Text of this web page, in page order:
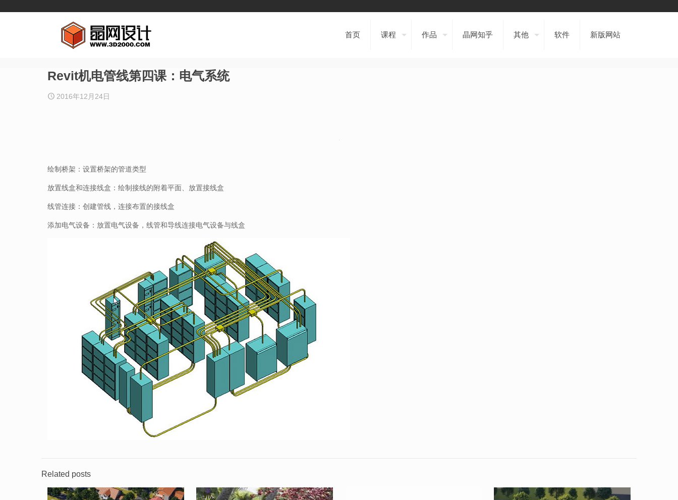
首页 课程 作品 晶网知乎 其他 软件 新版网站
Revit机电管线第四课：电气系统
2016年12月24日
绘制桥架：设置桥架的管道类型
放置线盒和连接线盒：绘制接线的附着平面、放置接线盒
线管连接：创建管线，连接布置的接线盒
添加电气设备：放置电气设备，线管和导线连接电气设备与线盒
Related posts